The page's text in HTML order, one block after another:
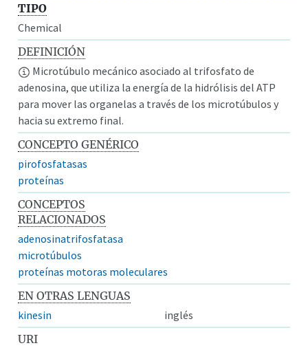
TIPO
Chemical
DEFINICIÓN
Microtúbulo mecánico asociado al trifosfato de
adenosina, que utiliza la energía de la hidrólisis del ATP
para mover las organelas a través de los microtúbulos y
hacia su extremo final.
CONCEPTO GENÉRICO
pirofosfatasas
proteínas
CONCEPTOS
RELACIONADOS
adenosinatrifosfatasa
microtúbulos
proteínas motoras moleculares
EN OTRAS LENGUAS
kinesin
inglés
URI